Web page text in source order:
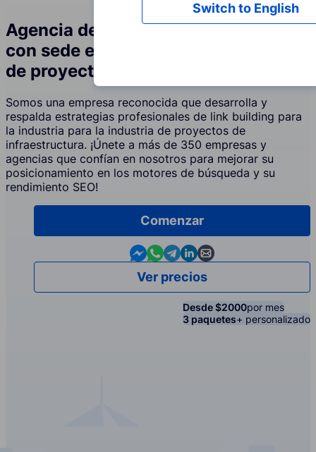
Agencia de servicios de link building
con sede en la UE para la industria
de proyectos de infraestructura
Somos una empresa reconocida que desarrolla y
respalda estrategias profesionales de link building para
la industria para la industria de proyectos de
infraestructura. ¡Únete a más de 350 empresas y
agencias que confían en nosotros para mejorar su
posicionamiento en los motores de búsqueda y su
rendimiento SEO!
Comenzar
Contact us in Messenger
Contact us in WhatsApp
Contact us in Telegram
Contact us in Linkedin
Contact us by email
Ver precios
Desde $2000por mes
3 paquetes+ personalizado
Switch to English